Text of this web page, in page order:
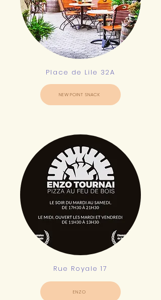
Place de Lile 32A
NEW POINT SNACK
Rue Royale 17
ENZO